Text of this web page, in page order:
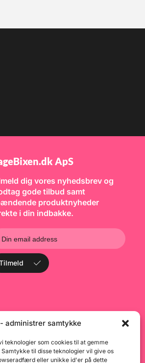
administrer samtykke
teknologier som cookies til at gemme
til disse teknologier vil give os
eller unikke id'er på dette
ApS
dig vores nyhedsbrev og
gode tilbud samt
produktnyheder
i din indbakke.